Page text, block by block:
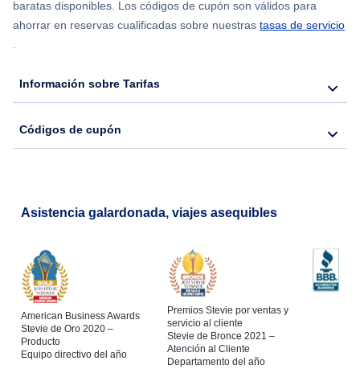
baratas disponibles. Los códigos de cupón son válidos para
ahorrar en reservas cualificadas sobre nuestras tasas de servicio
.
Información sobre Tarifas
Códigos de cupón
Asistencia galardonada, viajes asequibles
American Business Awards
Stevie de Oro 2020 –
Producto
Equipo directivo del año
Premios Stevie por ventas y
servicio al cliente
Stevie de Bronce 2021 –
Atención al Cliente
Departamento del año